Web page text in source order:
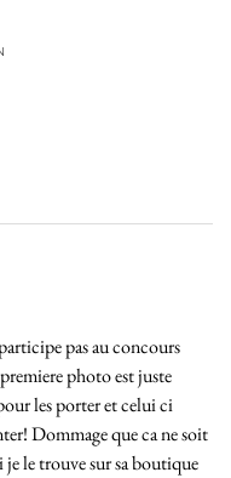
pas au concours
photo est juste
les porter et celui ci
Dommage que ca ne soit
je le trouve sur sa boutique